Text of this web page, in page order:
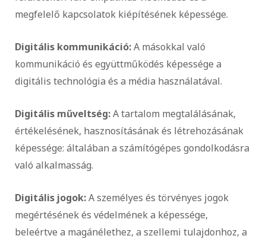
megfelelő kapcsolatok kiépítésének képessége.
Digitális kommunikáció:A másokkal való
kommunikáció és együttműködés képessége a
digitális technológia és a média használatával.
Digitális műveltség:A tartalom megtalálásának,
értékelésének, hasznosításának és létrehozásának
képessége: általában a számítógépes gondolkodásra
való alkalmasság.
Digitális jogok:A személyes és törvényes jogok
megértésének és védelmének a képessége,
beleértve a magánélethez, a szellemi tulajdonhoz, a